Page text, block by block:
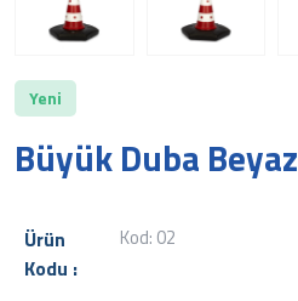
Yeni
Büyük Duba Beyaz
Ürün
Kodu :
Kod: 02